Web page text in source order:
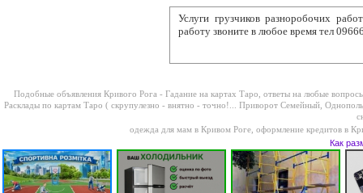
Услуги грузчиков разноробочих
работу звоните в любое время тел
Подобные объявления Кривого Рога -Гадание на картах Таро, ответы на любые
Расклады по картам Таро ( скрупулезно - внятно - точно!...Приворот Семейный,
одежда для мам в Кривом Роге ,оформление кредитов в
Как